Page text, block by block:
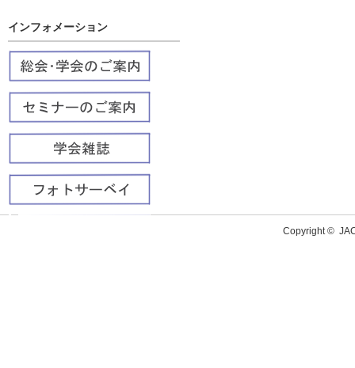
インフォメーション
Copyright ©